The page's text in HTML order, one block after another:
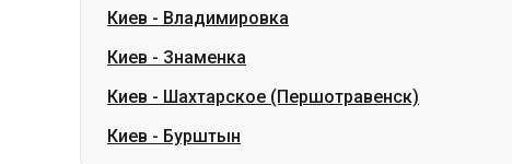
Киев - Владимировка
Киев - Знаменка
Киев - Шахтарское (Першотравенск)
Киев - Бурштын